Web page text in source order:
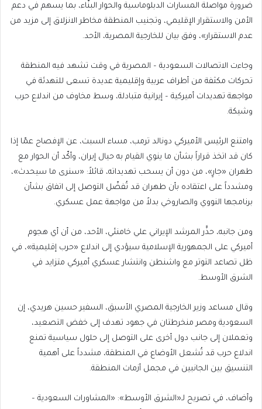
ضرورة مواصلة المسارات الدبلوماسية والحوار البنّاء، بما يسهم في دعم
الأمن والاستقرار الإقليمي، وتجنيب المنطقة مخاطر الانزلاق إلى مزيد من
عدم الاستقرار»، وفق بيان للخارجية المصرية، الأحد.
وجاءت الاتصالات السعودية – المصرية في وقت تشهد فيه المنطقة
تحركات مكثفة من أطراف عربية وإقليمية عديدة تسعى للتهدئة في
مواجهة تهديدات أميركية – إيرانية متبادلة، وسط مخاوف من اندلاع حرب
وشيكة.
وامتنع الرئيس الأميركي دونالد ترمب، مساء السبت، عن الإفصاح عمّا إذا
كان قد اتخذ قراراً بشأن ما ينوي القيام به حيال إيران، وأكّد أن الحوار مع
طهران «جارٍ»، من دون أن يسحب تهديداته، قائلاً: «سنرى ما سيحدث»،
ومشدداً على اعتقاده بأن طهران قد تُفضّل التوصل إلى اتفاق بشأن
برنامجها النووي والصاروخي بدلاً من مواجهة عمل عسكري.
ومن جانبه، حذَّر المرشد الإيراني علي خامنئي، الأحد، من أن أي هجوم
أميركي على الجمهورية الإسلامية سيؤدي إلى اندلاع «حرب إقليمية»، في
ظل تصاعد التوتر مع واشنطن وانتشار عسكري أميركي متزايد في
الشرق الأوسط.
وقال مساعد وزير الخارجية المصري الأسبق، السفير حسين هريدي، إن
السعودية ومصر منخرطتان في جهود تهدف إلى خفض التصعيد،
وتعملان إلى جانب دول أخرى على التوصل إلى حلول سياسية تمنع
اندلاع حرب قد تُشعل الأوضاع في المنطقة، مشدداً على أهمية
التنسيق بين الجانبين في مجمل أزمات المنطقة.
وأضاف، في تصريح لـ«الشرق الأوسط»: «المشاورات السعودية –